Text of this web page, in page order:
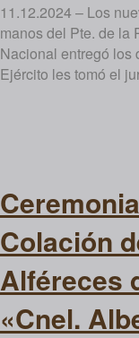
11.12.2024 – Los
manos del Pte. de la
Nacional entregó los
Ejército les tomó el
Colación
Alféreces
«Cnel.